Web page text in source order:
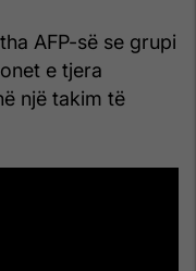
AFP-së se grupi
e tjera
një takim të